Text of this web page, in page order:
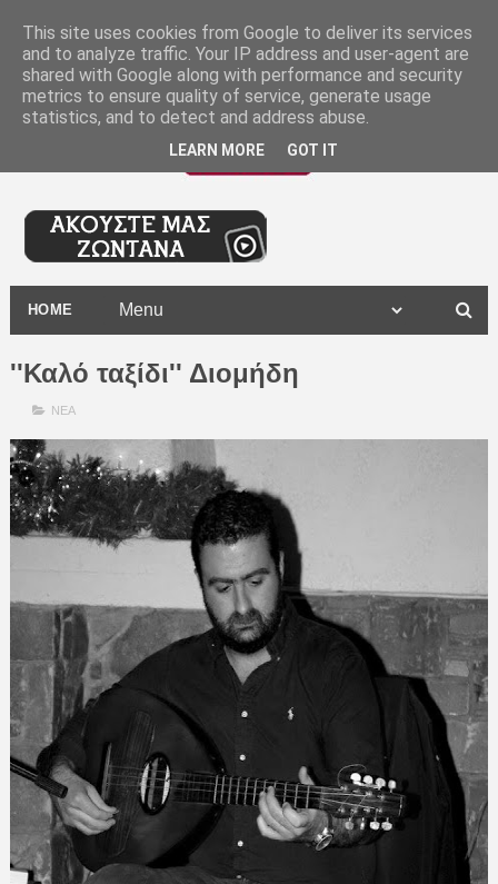
HOME
''Καλό ταξίδι'' Διομήδη
ΝΕΑ
This site uses cookies from Google to deliver its services
and to analyze traffic. Your IP address and user-agent are
shared with Google along with performance and security
metrics to ensure quality of service, generate usage
statistics, and to detect and address abuse.
LEARN MORE GOT IT